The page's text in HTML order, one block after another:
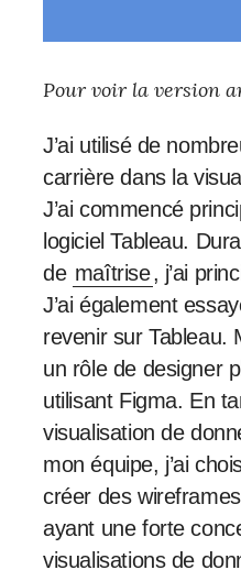
Pour voir la version
J’ai utilisé de
carrière dans la
J’ai commencé
logiciel Tableau.
de maîtrise, j’ai
J’ai également
revenir sur Tableau.
un rôle de designer
utilisant Figma. En
visualisation de
mon équipe, j’ai
créer des
ayant une forte
visualisations de